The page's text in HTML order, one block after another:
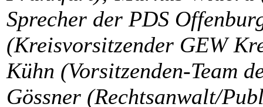
Sprecher der PDS
(Kreisvorsitzender GEW
Kühn (Vorsitzenden-Team
Gössner (Rechtsanwalt/